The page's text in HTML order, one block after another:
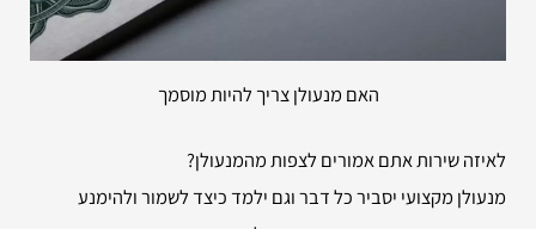
האם מנעולן צריך להיות מוסמך
לאיזה שירות אתם אמורים לצפות מהמנעולן?
מנעולן מקצועי יסביר כל דבר וגם ילמד כיצד לשמור ולהימנע